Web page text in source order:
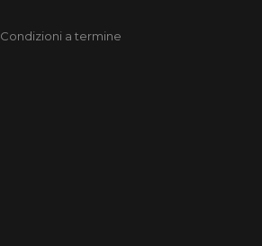
Condizioni a termine